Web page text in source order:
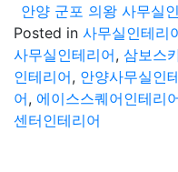
Posted in 사무실인테리
사무실인테리어, 삼보스
인테리어, 안양사무실인
어, 에이스스퀘어인테리
센터인테리어